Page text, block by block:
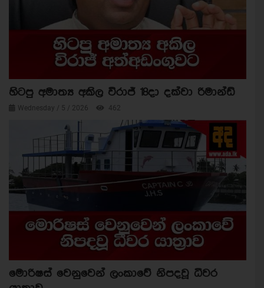
හිටපු අමාත්‍ය අකිල විරාජ් 18දා දක්වා රිමාන්ඩ්
Wednesday / 5 / 2026 462
මොරිෂස් වෙනුවෙන් ලංකාවේ නිපදවූ ධීවර